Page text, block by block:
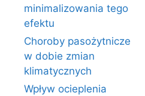
minimalizowania tego
efektu
Choroby pasożytnicze
w dobie zmian
klimatycznych
Wpływ ocieplenia